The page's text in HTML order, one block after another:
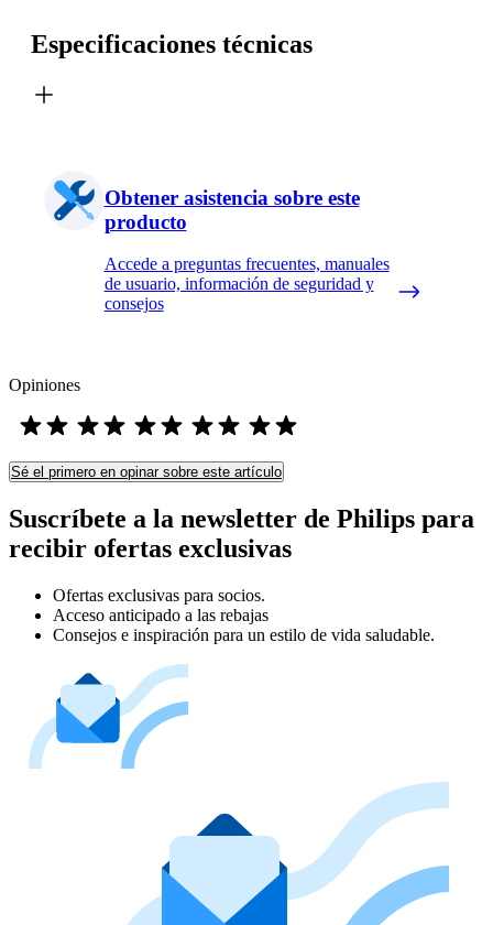
Especificaciones técnicas
Obtener asistencia sobre este
producto
Accede a preguntas frecuentes, manuales
de usuario, información de seguridad y
consejos
Opiniones
Sé el primero en opinar sobre este artículo
Suscríbete a la newsletter de Philips para
recibir ofertas exclusivas
Ofertas exclusivas para socios.
Acceso anticipado a las rebajas
Consejos e inspiración para un estilo de vida saludable.